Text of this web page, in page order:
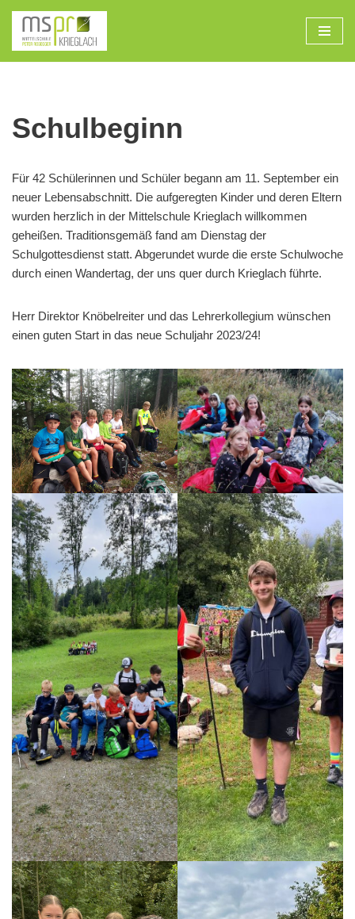
Zum
Inhalt
Schulbeginn
Für 42 Schülerinnen und Schüler begann am 11. September ein
neuer Lebensabschnitt. Die aufgeregten Kinder und deren Eltern
wurden herzlich in der Mittelschule Krieglach willkommen
geheißen. Traditionsgemäß fand am Dienstag der
Schulgottesdienst statt. Abgerundet wurde die erste Schulwoche
durch einen Wandertag, der uns quer durch Krieglach führte.
Herr Direktor Knöbelreiter und das Lehrerkollegium wünschen
einen guten Start in das neue Schuljahr 2023/24!